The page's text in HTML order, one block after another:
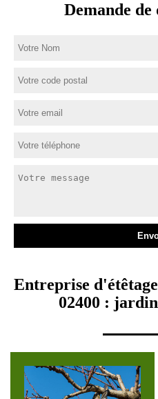
Demande
Entreprise
02400 :